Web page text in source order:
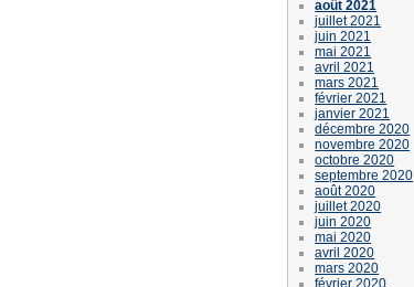
août 2021
juillet 2021
juin 2021
mai 2021
avril 2021
mars 2021
février 2021
janvier 2021
décembre 2020
novembre 2020
octobre 2020
septembre 2020
août 2020
juillet 2020
juin 2020
mai 2020
avril 2020
mars 2020
février 2020